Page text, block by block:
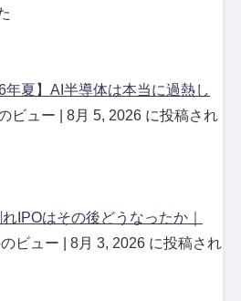
年夏】AI半導体は本当に過熱し
ビュー
8月 5, 2026 に投稿され
IPOはその後どうなったか｜
ビュー
8月 3, 2026 に投稿され